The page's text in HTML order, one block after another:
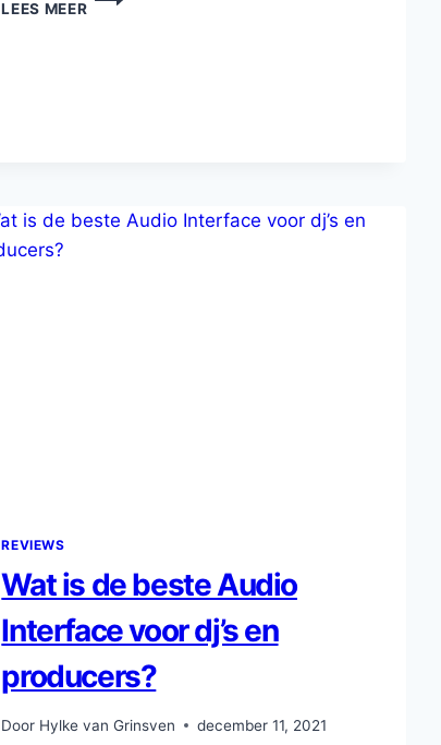
LEES MEERBESTE
REVIEWS
Wat is de beste Audio
Interface voor dj’s en
producers?
Door Hylke van Grinsven december 11, 2021